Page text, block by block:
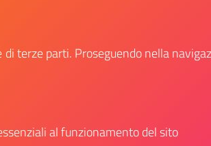
del Gioco di Bologna
avere maggiori dettagli su: La notte
terze parti. Proseguendo nella
al funzionamento del sito